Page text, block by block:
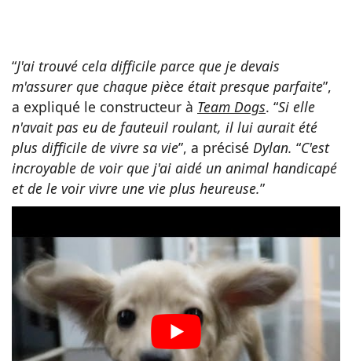
“J'ai trouvé cela difficile parce que je devais
m'assurer que chaque pièce était presque parfaite”,
a expliqué le constructeur à Team Dogs. “Si elle
n'avait pas eu de fauteuil roulant, il lui aurait été
plus difficile de vivre sa vie”, a précisé Dylan. “C'est
incroyable de voir que j'ai aidé un animal handicapé
et de le voir vivre une vie plus heureuse.”